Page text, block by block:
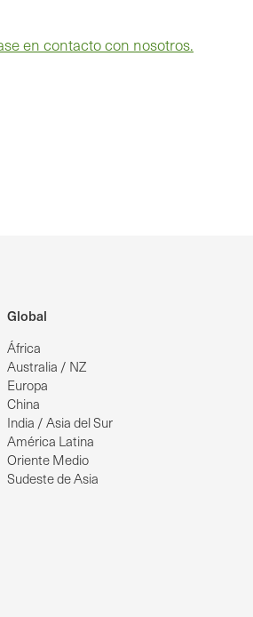
en contacto con nosotros.
Global
África
Australia / NZ
Europa
China
India / Asia del Sur
América Latina
Oriente Medio
Sudeste de Asia